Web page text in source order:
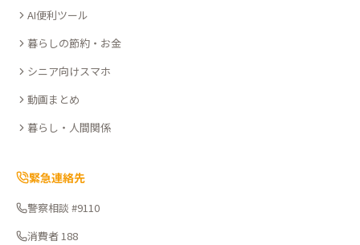
ぽ
AI便利ツール
暮らしの節約・お金
シニア向けスマホ
動画まとめ
暮らし・人間関係
緊急連絡先
警察相談 #9110
消費者 188